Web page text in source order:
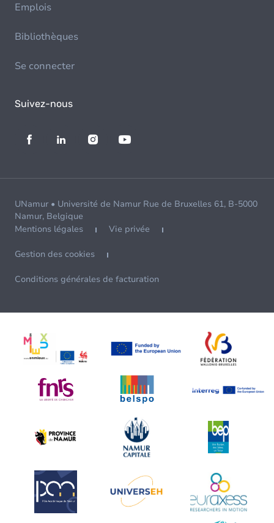
Emplois
Bibliothèques
Se connecter
Suivez-nous
UNamur • Université de Namur Rue de Bruxelles 61, B-5000
Namur, Belgique
Mentions légales
Vie privée
Gestion des cookies
Conditions générales de facturation